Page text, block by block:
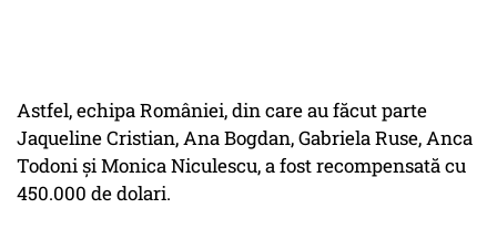
Astfel, echipa României, din care au făcut parte
Jaqueline Cristian, Ana Bogdan, Gabriela Ruse, Anca
Todoni și Monica Niculescu, a fost recompensată cu
450.000 de dolari.